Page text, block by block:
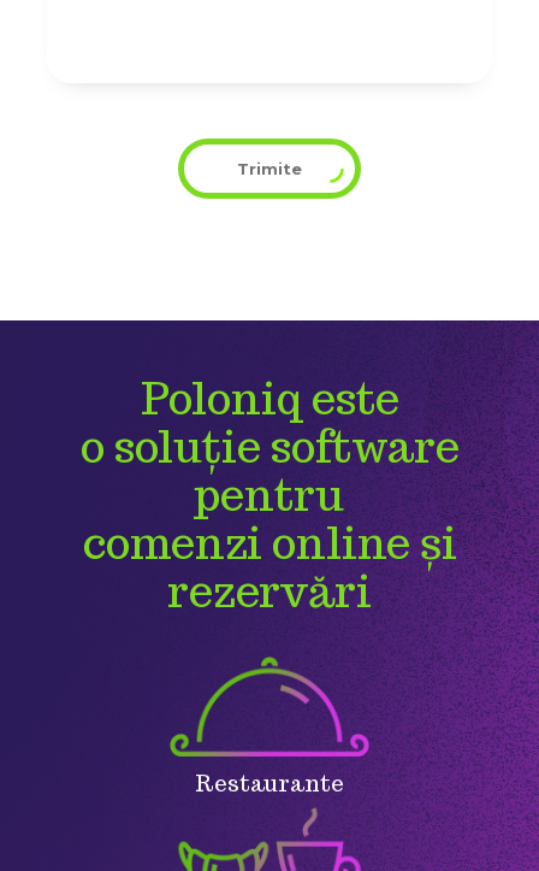
Trimite
Poloniq este
o soluție software
pentru
comenzi online și
rezervări
Restaurante